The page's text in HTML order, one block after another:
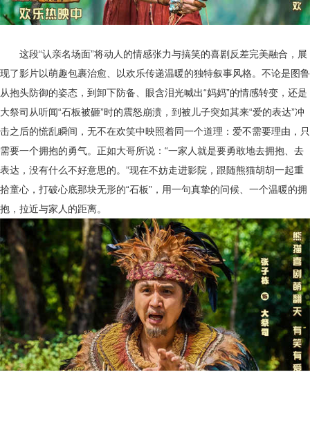
这段“认亲名场面”将动人的情感张力与搞笑的喜剧反差完美融合，展
现了影片以萌趣包裹治愈、以欢乐传递温暖的独特叙事风格。 不论是图鲁
从抱头防御的姿态，到卸下防备、眼含泪光喊出“妈妈”的情感转变 ，还是
大祭司从听闻“石板被砸”时的震怒崩溃，到被儿子突如其来“爱的表达”冲
击之后的慌乱瞬间，无不在欢笑中映照着同一个道理：爱不需要理由，只
需要一个拥抱的勇气。正如大哥所说：“一家人就是要勇敢地去拥抱、去
表达，没有什么不好意思的。”现在不妨走进影院，跟随熊猫胡胡一起重
拾童心，打破心底那块无形的“石板”，用一句真挚的问候、一个温暖的拥
抱，拉近与家人的距离。